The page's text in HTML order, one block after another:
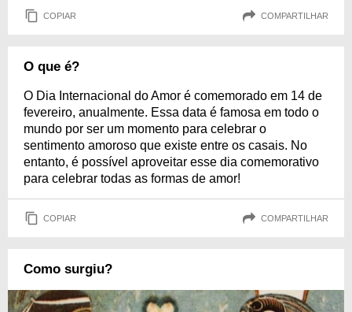
COPIAR COMPARTILHAR
O que é?
O Dia Internacional do Amor é comemorado em 14 de
fevereiro, anualmente. Essa data é famosa em todo o
mundo por ser um momento para celebrar o
sentimento amoroso que existe entre os casais. No
entanto, é possível aproveitar esse dia comemorativo
para celebrar todas as formas de amor!
COPIAR COMPARTILHAR
Como surgiu?